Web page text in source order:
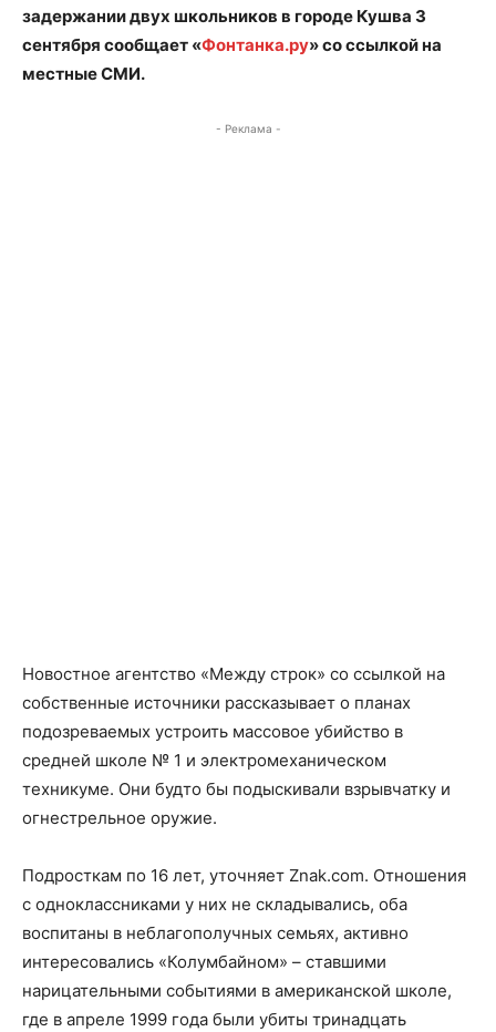
задержании двух школьников в городе Кушва 3
сентября сообщает «Фонтанка.ру» со ссылкой на
местные СМИ.
- Реклама -
Новостное агентство «Между строк» со ссылкой на
собственные источники рассказывает о планах
подозреваемых устроить массовое убийство в
средней школе № 1 и электромеханическом
техникуме. Они будто бы подыскивали взрывчатку и
огнестрельное оружие.
Подросткам по 16 лет, уточняет Znak.com. Отношения
с одноклассниками у них не складывались, оба
воспитаны в неблагополучных семьях, активно
интересовались «Колумбайном» – ставшими
нарицательными событиями в американской школе,
где в апреле 1999 года были убиты тринадцать